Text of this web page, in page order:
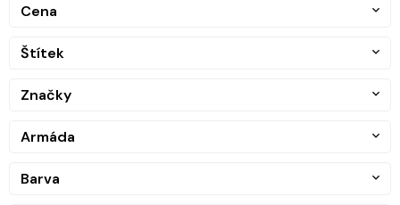
Značky
Armáda
Barva
Cena
Štítek